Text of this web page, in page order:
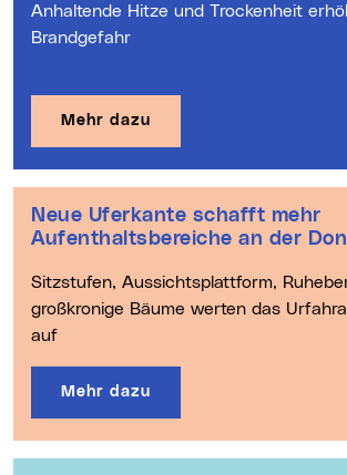
Anhaltende Hitze und Trockenheit erhöhen
Brandgefahr
Mehr dazu
Neue Uferkante schafft mehr
Aufenthaltsbereiche an der
Sitzstufen, Aussichtsplattform, Ruhebereich und 13
großkronige Bäume werten das
auf
Mehr dazu